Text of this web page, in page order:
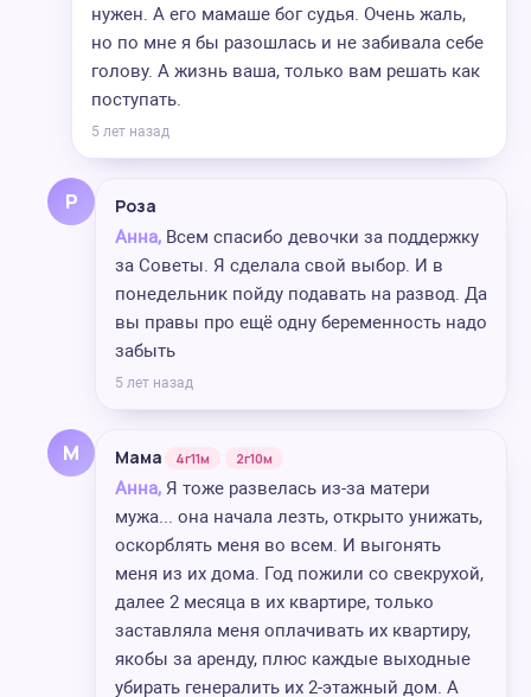
нужен. А его мамаше бог судья. Очень жаль,
но по мне я бы разошлась и не забивала себе
голову. А жизнь ваша, только вам решать как
поступать.
5 лет назад
Р Роза
Анна, Всем спасибо девочки за поддержку
за Советы. Я сделала свой выбор. И в
понедельник пойду подавать на развод. Да
вы правы про ещё одну беременность надо
забыть
5 лет назад
М Мама 4г11м 2г10м
Анна, Я тоже развелась из-за матери
мужа... она начала лезть, открыто унижать,
оскорблять меня во всем. И выгонять
меня из их дома. Год пожили со свекрухой,
далее 2 месяца в их квартире, только
заставляла меня оплачивать их квартиру,
якобы за аренду, плюс каждые выходные
убирать генералить их 2-этажный дом. А